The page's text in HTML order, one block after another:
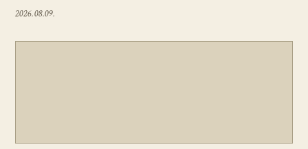
2026.08.09.